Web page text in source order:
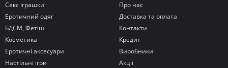
Секс іграшки
Еротичний одяг
БДСМ, Фетіш
Косметика
Еротичні аксесуари
Настільні ігри
Про нас
Доставка та оплата
Контакти
Кредит
Виробники
Акції